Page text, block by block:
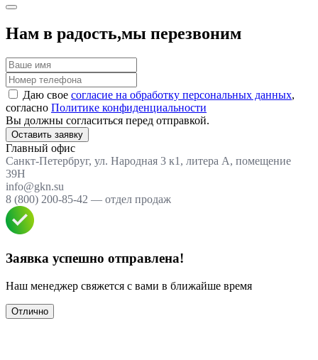
Нам в радость,мы перезвоним
Даю свое согласие на обработку персональных данных,
согласно Политике конфиденциальности
Вы должны согласиться перед отправкой.
Оставить заявку
Главный офис
Санкт-Петербруг, ул. Народная 3 к1, литера А, помещение
39Н
info@gkn.su
8 (800) 200-85-42 — отдел продаж
Заявка успешно отправлена!
Наш менеджер свяжется с вами в ближайше время
Отлично